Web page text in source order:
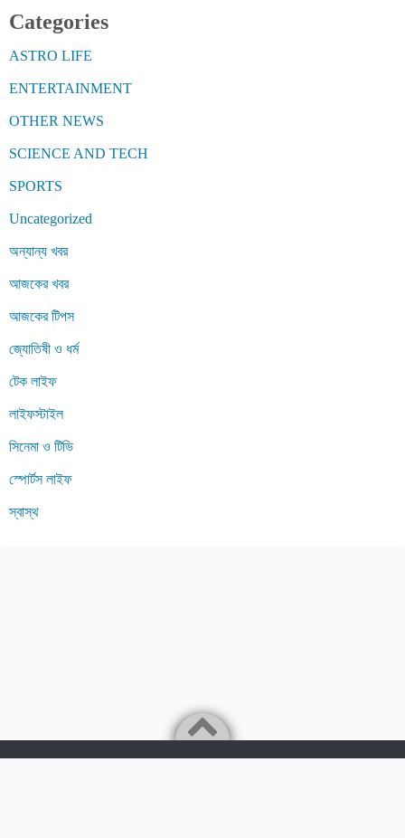
Categories
ASTRO LIFE
ENTERTAINMENT
OTHER NEWS
SCIENCE AND TECH
SPORTS
Uncategorized
অন্যান্য খবর
আজকের খবর
আজকের টিপস
জ্যোতিষী ও ধর্ম
টেক লাইফ
লাইফস্টাইল
সিনেমা ও টিভি
স্পোর্টস লাইফ
স্বাস্থ